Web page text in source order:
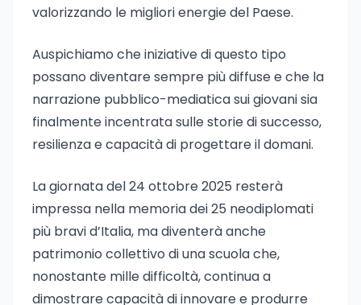
valorizzando le migliori energie del Paese.
Auspichiamo che iniziative di questo tipo
possano diventare sempre più diffuse e che la
narrazione pubblico-mediatica sui giovani sia
finalmente incentrata sulle storie di successo,
resilienza e capacità di progettare il domani.
La giornata del 24 ottobre 2025 resterà
impressa nella memoria dei 25 neodiplomati
più bravi d’Italia, ma diventerà anche
patrimonio collettivo di una scuola che,
nonostante mille difficoltà, continua a
dimostrare capacità di innovare e produrre